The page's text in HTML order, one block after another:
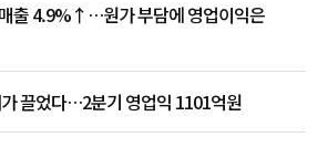
출 4.9%↑…원가 부담에 영업이익은
끌었다…2분기 영업익 1101억원